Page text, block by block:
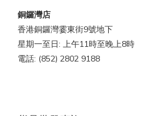
銅鑼灣店
香港銅鑼灣霎東街9號地下
星期一至日: 上午11時至晚上8時
電話: (852) 2802 9188